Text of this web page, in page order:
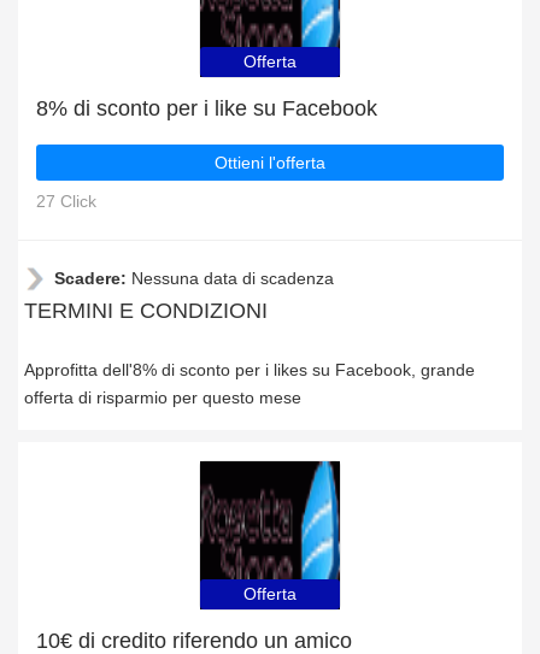
Offerta
8% di sconto per i like su Facebook
Ottieni l'offerta
27 Click
Scadere: Nessuna data di scadenza
TERMINI E CONDIZIONI
Approfitta dell'8% di sconto per i likes su Facebook, grande
offerta di risparmio per questo mese
Offerta
10€ di credito riferendo un amico